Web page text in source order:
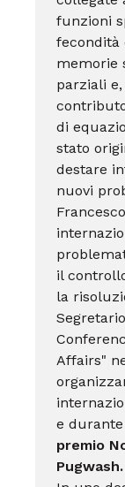
funzioni
fecondità
memorie
parziali
di
stato
destare
nuovi
il
la
Affairs"
e
premio
Pugwash.